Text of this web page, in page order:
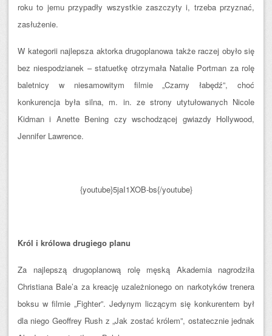
roku to jemu przypadły wszystkie zaszczyty i, trzeba przyznać,
zasłużenie.
W kategorii najlepsza aktorka drugoplanowa także raczej obyło się
bez niespodzianek – statuetkę otrzymała Natalie Portman za rolę
baletnicy w niesamowitym filmie „Czarny łabędź”, choć
konkurencja była silna, m. in. ze strony utytułowanych Nicole
Kidman i Anette Bening czy wschodzącej gwiazdy Hollywood,
Jennifer Lawrence.
{youtube}5jaI1XOB-bs{/youtube}
Król i królowa drugiego planu
Za najlepszą drugoplanową rolę męską Akademia nagrodziła
Christiana Bale’a za kreację uzależnionego on narkotyków trenera
boksu w filmie „Fighter”. Jedynym liczącym się konkurentem był
dla niego Geoffrey Rush z „Jak zostać królem”, ostatecznie jednak